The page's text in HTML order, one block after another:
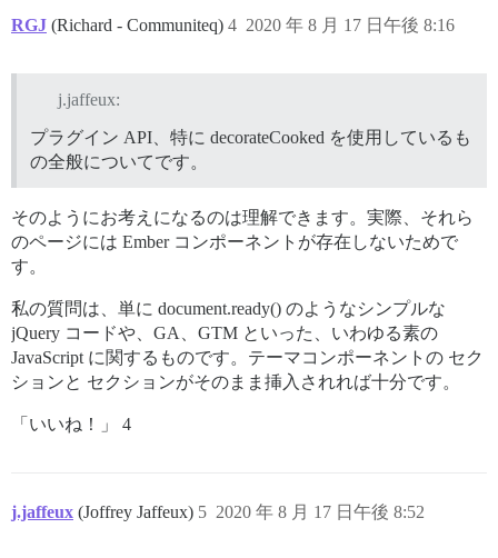
RGJ (Richard - Communiteq) 2020 年 8 月 17 日午後 8:16
4
j.jaffeux:
プラグイン API、特に decorateCooked を使用しているも
の全般についてです。
そのようにお考えになるのは理解できます。実際、それら
のページには Ember コンポーネントが存在しないためで
す。
私の質問は、単に document.ready() のようなシンプルな
jQuery コードや、GA、GTM といった、いわゆる素の
JavaScript に関するものです。テーマコンポーネントの セク
ションと セクションがそのまま挿入されれば十分です。
「いいね！」 4
j.jaffeux (Joffrey Jaffeux) 2020 年 8 月 17 日午後 8:52
5